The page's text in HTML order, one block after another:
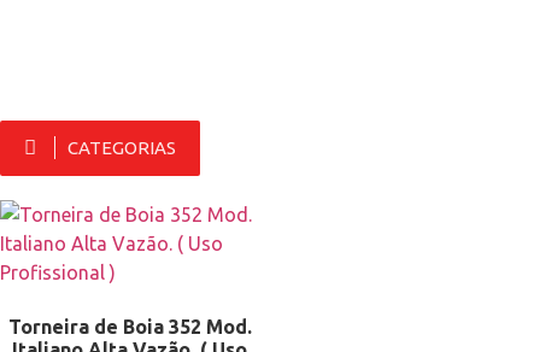
CATEGORIAS
Torneira de Boia 352 Mod.